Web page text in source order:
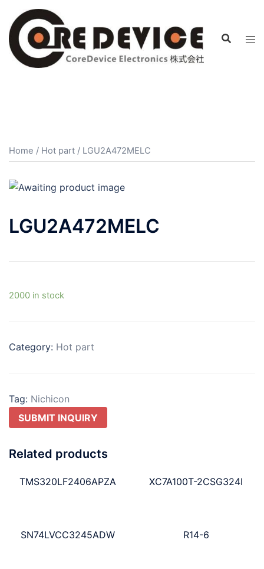
Home / Hot part / LGU2A472MELC
LGU2A472MELC
2000 in stock
Category: Hot part
Tag: Nichicon
SUBMIT INQUIRY
Related products
TMS320LF2406APZA XC7A100T-2CSG324I
SN74LVCC3245ADW R14-6